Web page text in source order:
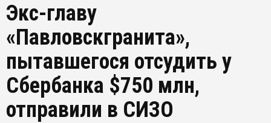
Экс-главу
«Павловскгранита»,
пытавшегося отсудить у
Сбербанка $750 млн,
отправили в СИЗО